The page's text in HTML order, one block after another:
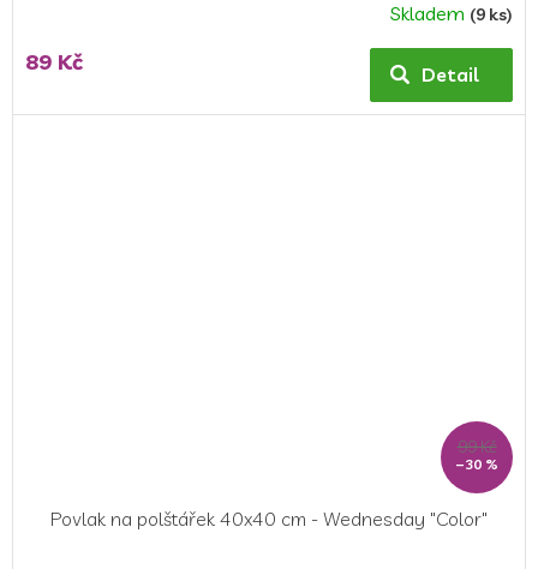
Skladem (9 ks)
89 Kč Detail
99 Kč
–30 %
Povlak na polštářek 40x40 cm - Wednesday "Color"